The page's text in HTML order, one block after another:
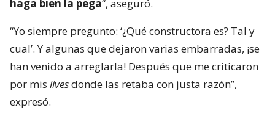
haga bien la pega“, aseguró.
“Yo siempre pregunto: ‘¿Qué constructora es? Tal y
cual’. Y algunas que dejaron varias embarradas, ¡se
han venido a arreglarla! Después que me criticaron
por mis livesdonde las retaba con justa razón”,
expresó.